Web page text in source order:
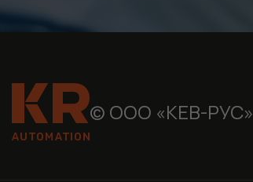
© ООО «КЕВ-РУС»